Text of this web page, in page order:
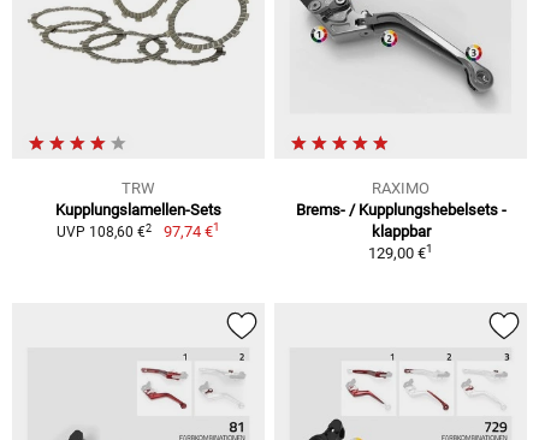
TRW
Kupplungslamellen-Sets
UVP 108,60 €2 97,74 €1
RAXIMO
Brems- / Kupplungshebelsets -
klappbar
129,00 €1